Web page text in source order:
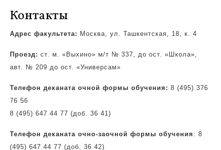
Контакты
Адрес факультета: Москва, ул. Ташкентская, 18, к. 4
Проезд: ст. м. «Выхино» м/т № 337, до ост. «Школа»,
авт. № 209 до ост. «Универсам»
Телефон деканата очной формы обучения: 8 (495) 376
76 56
8 (495) 647 44 77 (доб. 36 41)
Телефон деканата очно-заочной формы обучения : 8
(495) 647 44 77 (доб. 36 42)